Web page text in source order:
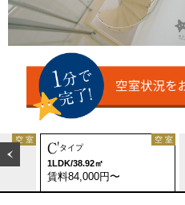
空 室
C'タイプ
1LDK/38.92㎡
賃料84,000円〜
空 室